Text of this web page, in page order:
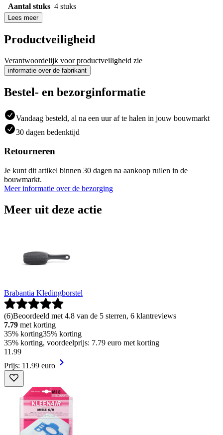
Aantal stuks 4 stuks
Lees meer
Productveiligheid
Verantwoordelijk voor productveiligheid zie
informatie over de fabrikant
Bestel- en bezorginformatie
Vandaag besteld, al na een uur af te halen in jouw bouwmarkt
30 dagen bedenktijd
Retourneren
Je kunt dit artikel binnen 30 dagen na aankoop ruilen in de
bouwmarkt.
Meer informatie over de bezorging
Meer uit deze actie
Brabantia Kledingborstel
(6)Beoordeeld met 4.8 van de 5 sterren, 6 klantreviews
7.79 met korting
35% korting35% korting
35% korting, voordeelprijs: 7.79 euro met korting
11 .99
Prijs: 11.99 euro